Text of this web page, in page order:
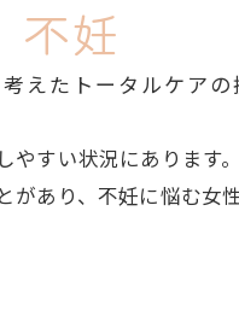
不妊
えたトータルケアの
すい状況にあります
あり、不妊に悩む女